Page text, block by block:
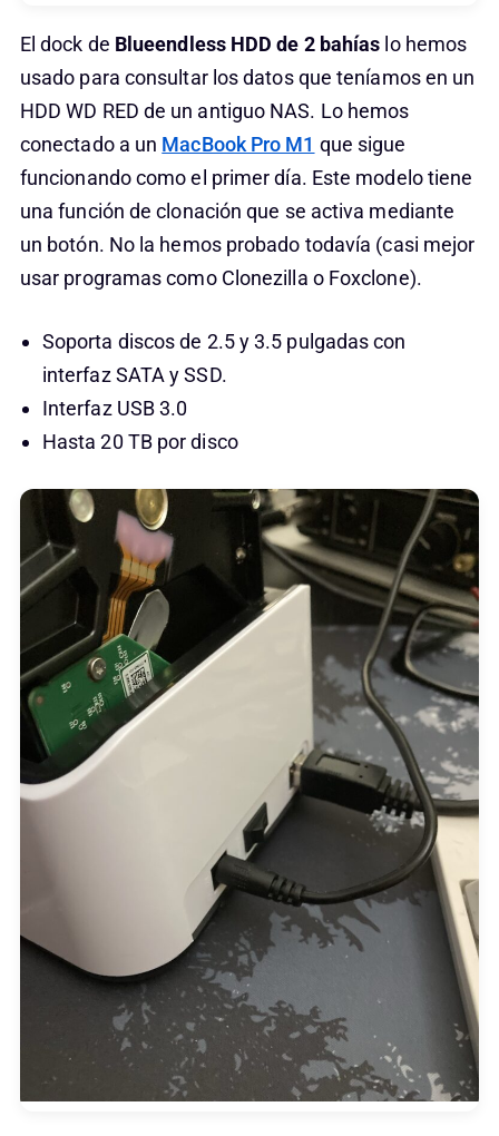
El dock de Blueendless HDD de 2 bahías lo hemos
usado para consultar los datos que teníamos en un
HDD WD RED de un antiguo NAS. Lo hemos
conectado a un MacBook Pro M1 que sigue
funcionando como el primer día. Este modelo tiene
una función de clonación que se activa mediante
un botón. No la hemos probado todavía (casi mejor
usar programas como Clonezilla o Foxclone).
Soporta discos de 2.5 y 3.5 pulgadas con
interfaz SATA y SSD.
Interfaz USB 3.0
Hasta 20 TB por disco